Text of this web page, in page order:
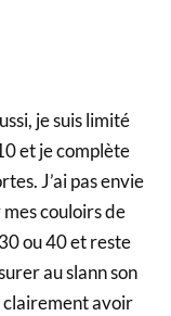
je suis limité
et je complète
J’ai pas envie
couloirs de
ou 40 et reste
au slann son
clairement avoir